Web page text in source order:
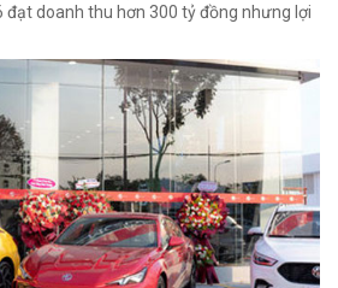
đạt doanh thu hơn 300 tỷ đồng nhưng lợi